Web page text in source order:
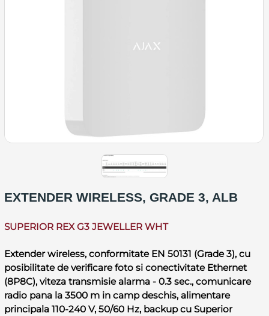
EXTENDER WIRELESS, GRADE 3, ALB
SUPERIOR REX G3 JEWELLER WHT
Extender wireless, conformitate EN 50131 (Grade 3), cu
posibilitate de verificare foto si conectivitate Ethernet
(8P8C), viteza transmisie alarma - 0.3 sec., comunicare
radio pana la 3500 m in camp deschis, alimentare
principala 110-240 V, 50/60 Hz, backup cu Superior